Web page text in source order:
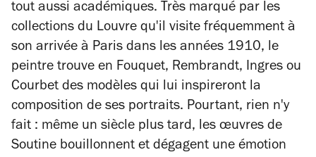
tout aussi académiques. Très marqué par les
collections du Louvre qu'il visite fréquemment à
son arrivée à Paris dans les années 1910, le
peintre trouve en Fouquet, Rembrandt, Ingres ou
Courbet des modèles qui lui inspireront la
composition de ses portraits. Pourtant, rien n'y
fait : même un siècle plus tard, les œuvres de
Soutine bouillonnent et dégagent une émotion